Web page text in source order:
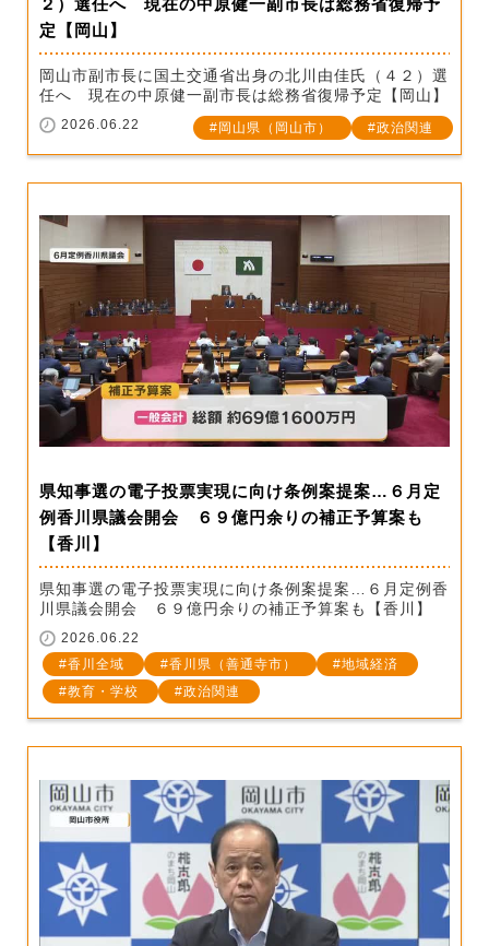
２）選任へ 現在の中原健一副市長は総務省復帰予
定【岡山】
岡山市副市長に国土交通省出身の北川由佳氏（４２）選
任へ 現在の中原健一副市長は総務省復帰予定【岡山】
2026.06.22 岡山県（岡山市） 政治関連
県知事選の電子投票実現に向け条例案提案…６月定
例香川県議会開会 ６９億円余りの補正予算案も
【香川】
県知事選の電子投票実現に向け条例案提案…６月定例香
川県議会開会 ６９億円余りの補正予算案も【香川】
2026.06.22
香川全域
香川県（善通寺市）
地域経済
教育・学校
政治関連